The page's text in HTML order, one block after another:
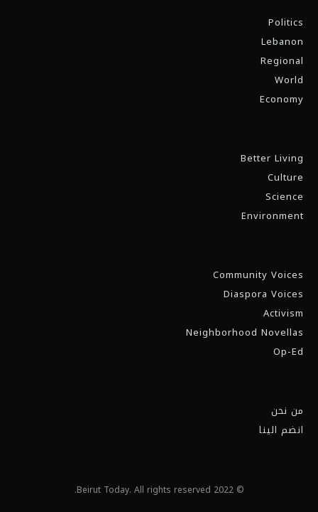
Politics
Lebanon
Regional
World
Economy
Better Living
Culture
Science
Environment
Community Voices
Diaspora Voices
Activism
Neighborhood Novellas
Op-Ed
من نحن
انضم الينا
© 2022 Beirut Today. All rights reserved.